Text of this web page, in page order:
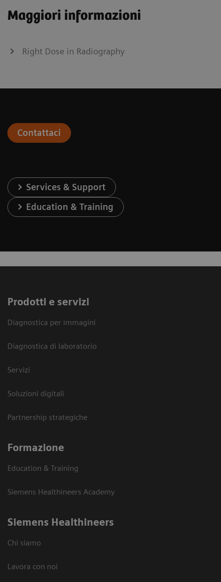
Maggiori informazioni
Right Dose in Radiography
Contattaci
Services & Support
Education & Training
Prodotti e servizi
Diagnostica per immagini
Diagnostica di laboratorio
Servizi
Soluzioni digitali
Partnership strategiche
Formazione
Education & Training
Siemens Healthineers Academy
Siemens Healthineers
Chi siamo
Lavora con noi